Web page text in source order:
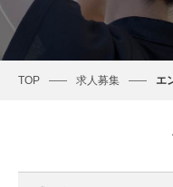
TOP 求人募集 エ